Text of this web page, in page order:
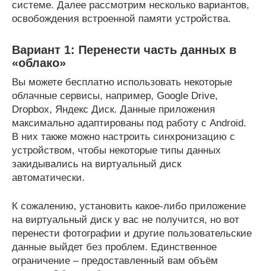
системе. Далее рассмотрим несколько вариантов,
освобождения встроенной памяти устройства.
Вариант 1: Перенести часть данных в
«облако»
Вы можете бесплатно использовать некоторые
облачные сервисы, например, Google Drive,
Dropbox, Яндекс Диск. Данные приложения
максимально адаптированы под работу с Android.
В них также можно настроить синхронизацию с
устройством, чтобы некоторые типы данных
закидывались на виртуальный диск
автоматически.
К сожалению, установить какое-либо приложение
на виртуальный диск у вас не получится, но вот
перенести фотографии и другие пользовательские
данные выйдет без проблем. Единственное
ограничение – предоставленный вам объём